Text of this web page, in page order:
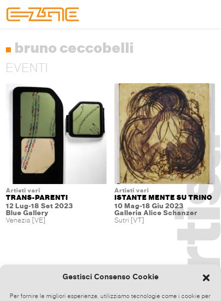
Gestisci Consenso Cookie
Per fornire le migliori esperienze, utilizziamo tecnologie come i cookie per
bruno ceccobelli
EVENTI
Artisti vari
TRANS-PARENTI
12 Lug-18 Set 2023
Blue Gallery
Venezia [VE]
Artisti vari
ISTANTE MENTE SU TRINO
10 Mag-18 Giu 2023
Galleria Alice Schanzer
Sutri [VT]